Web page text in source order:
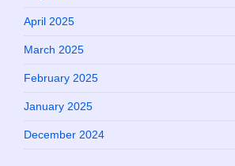
April 2025
March 2025
February 2025
January 2025
December 2024